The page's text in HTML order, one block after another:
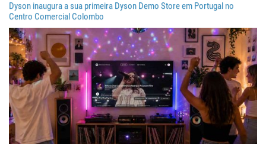
Dyson inaugura a sua primeira Dyson Demo Store em Portugal no
Centro Comercial Colombo